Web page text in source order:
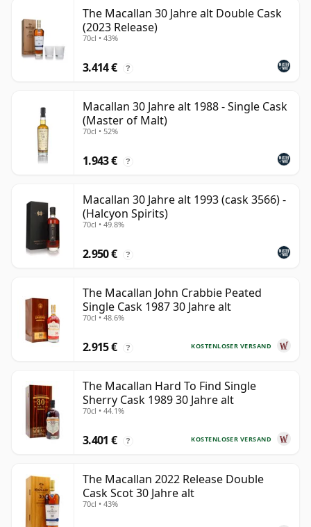
The Macallan 30 Jahre alt Double Cask
(2023 Release)
70cl • 43%
3.414 € ?
Macallan 30 Jahre alt 1988 - Single Cask
(Master of Malt)
70cl • 52%
1.943 € ?
Macallan 30 Jahre alt 1993 (cask 3566) -
(Halcyon Spirits)
70cl • 49.8%
2.950 € ?
The Macallan John Crabbie Peated
Single Cask 1987 30 Jahre alt
70cl • 48.6%
KOSTENLOSER VERSAND
2.915 € ?
The Macallan Hard To Find Single
Sherry Cask 1989 30 Jahre alt
70cl • 44.1%
KOSTENLOSER VERSAND
3.401 € ?
The Macallan 2022 Release Double
Cask Scot 30 Jahre alt
70cl • 43%